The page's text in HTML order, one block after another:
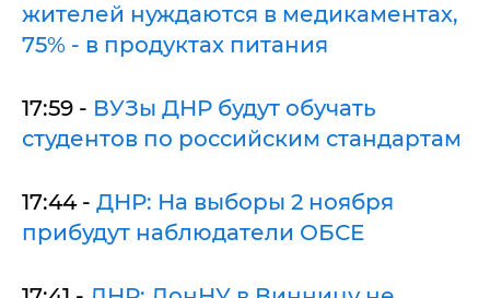
жителей нуждаются в медикаментах,
75% - в продуктах питания
17:59 - ВУЗы ДНР будут обучать
студентов по российским стандартам
17:44 - ДНР: На выборы 2 ноября
прибудут наблюдатели ОБСЕ